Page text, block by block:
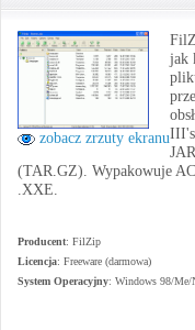
zobacz zrzuty ekranu
jak
(TAR.GZ). Wypakowuje
.XXE.
Producent: FilZip
Licencja: Freeware (darmowa)
System Operacyjny: Windows 98/Me/